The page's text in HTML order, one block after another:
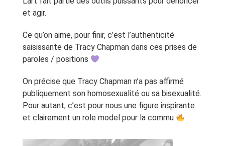
et agir.
Ce qu’on aime, pour finir, c’est l’authenticité
saisissante de Tracy Chapman dans ces prises de
paroles / positions
On précise que Tracy Chapman n’a pas affirmé
publiquement son homosexualité ou sa bisexualité.
Pour autant, c’est pour nous une figure inspirante
et clairement un role model pour la commu